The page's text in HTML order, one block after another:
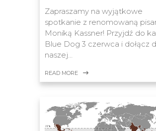
Zapraszamy na wyjątkowe
spotkanie z renomowaną
Moniką Kassner! Przyjdź do
Blue Dog 3 czerwca i dołącz
naszej…
READ MORE